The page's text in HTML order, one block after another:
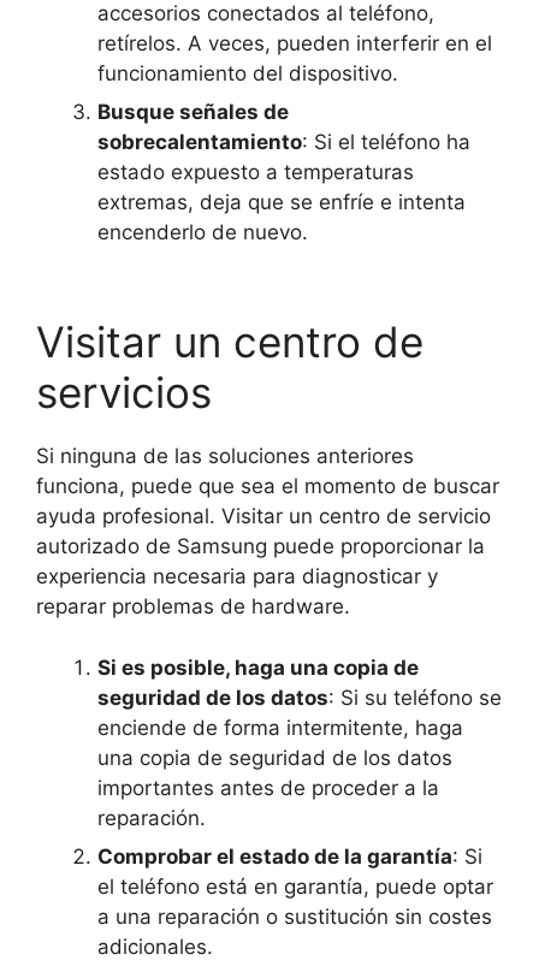
accesorios conectados al teléfono,
retírelos. A veces, pueden interferir en el
funcionamiento del dispositivo.
Busque señales de
sobrecalentamiento: Si el teléfono ha
estado expuesto a temperaturas
extremas, deja que se enfríe e intenta
encenderlo de nuevo.
Visitar un centro de
servicios
Si ninguna de las soluciones anteriores
funciona, puede que sea el momento de buscar
ayuda profesional. Visitar un centro de servicio
autorizado de Samsung puede proporcionar la
experiencia necesaria para diagnosticar y
reparar problemas de hardware.
Si es posible, haga una copia de
seguridad de los datos: Si su teléfono se
enciende de forma intermitente, haga
una copia de seguridad de los datos
importantes antes de proceder a la
reparación.
Comprobar el estado de la garantía: Si
el teléfono está en garantía, puede optar
a una reparación o sustitución sin costes
adicionales.